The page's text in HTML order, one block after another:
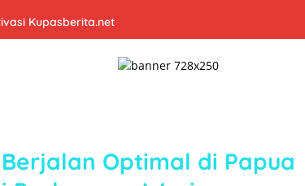
Kupasberita.net
Optimal di Papua